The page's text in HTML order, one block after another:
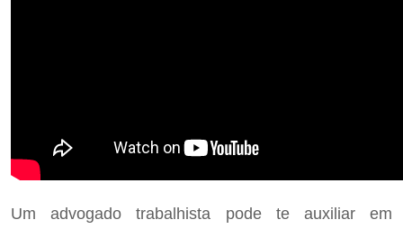
Um advogado trabalhista pode te auxiliar em